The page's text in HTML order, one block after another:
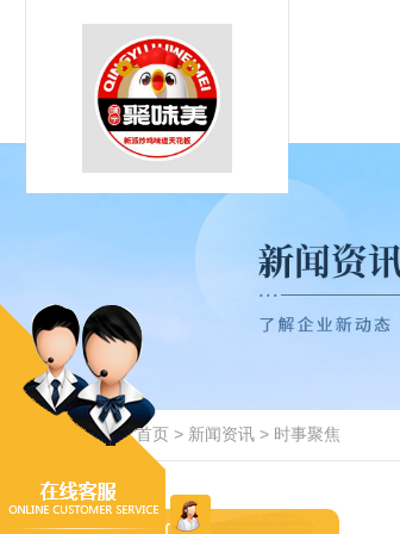
当前位置：首页 > 新闻资讯 > 时事聚焦